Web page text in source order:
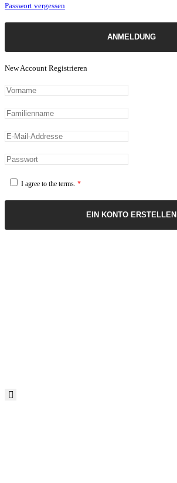
Passwort vergessen
ANMELDUNG
New Account Registrieren
I agree to the terms. *
EIN KONTO ERSTELLEN